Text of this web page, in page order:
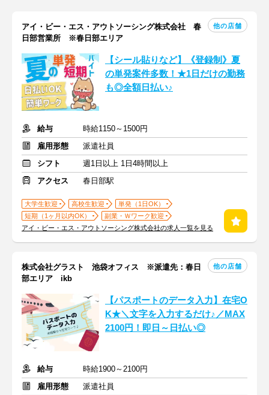
アイ・ビー・エス・アウトソーシング株式会社 春
日部営業所 ※春日部エリア
他の店舗
【シール貼りなど】《登録制》夏
の単発案件多数！★1日だけの勤務
も◎全額日払い♪
給与
時給1150～1500円
雇用形態
派遣社員
シフト
週1日以上 1日4時間以上
アクセス
春日部駅
大学生歓迎 高校生歓迎
単発（1日OK）
短期（1ヶ月以内OK）
副業・Ｗワーク歓迎
アイ・ビー・エス・アウトソーシング株式会社の求人一覧を見る
株式会社グラスト 池袋オフィス ※派遣先：春日
部エリア ikb
他の店舗
【パスポートのデータ入力】在宅O
K★＼文字を入力するだけ♪／MAX
2100円！即日～日払い◎
給与
時給1900～2100円
雇用形態
派遣社員